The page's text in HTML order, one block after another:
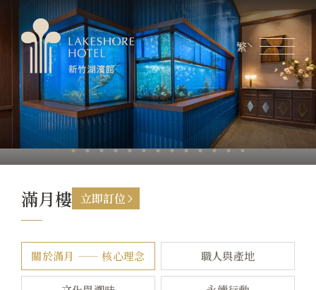
繁
滿月樓 立即訂位
關於滿月 —— 核心理念 職人與產地
會員專區 煙波生活線上購物 線上旅展券使用說明
關於煙波
餐飲美饌
新訊優惠